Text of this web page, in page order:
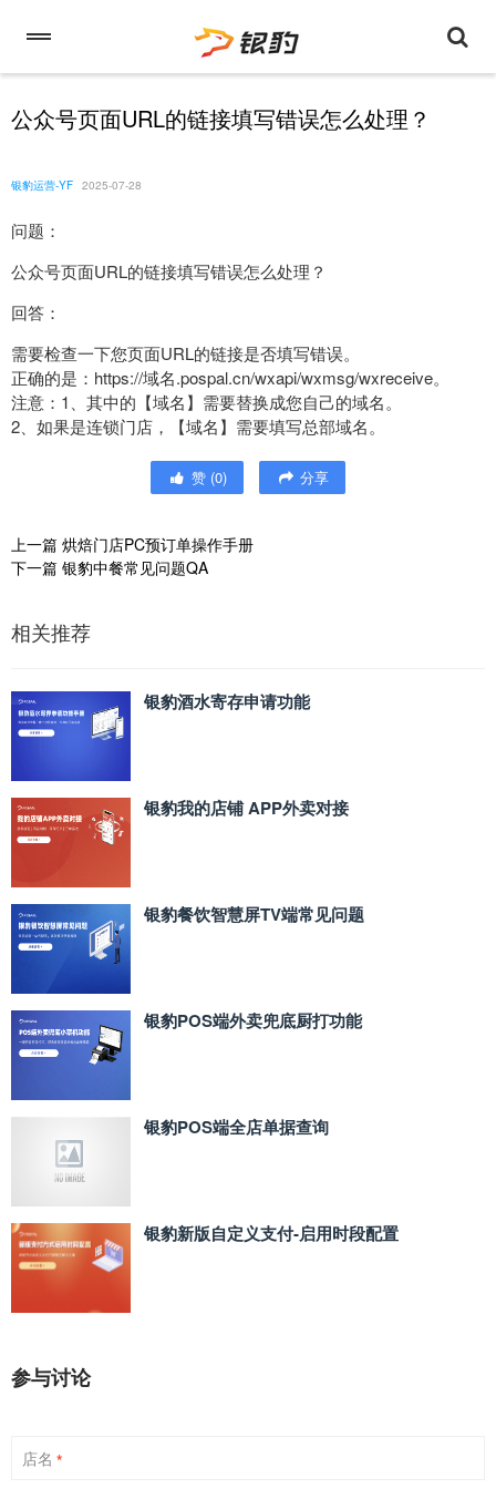
公众号页面URL的链接填写错误怎么处理？
银豹运营-YF 2025-07-28
问题：
公众号页面URL的链接填写错误怎么处理？
回答：
需要检查一下您页面URL的链接是否填写错误。
正确的是：https://域名.pospal.cn/wxapi/wxmsg/wxreceive。
注意：1、其中的【域名】需要替换成您自己的域名。
2、如果是连锁门店，【域名】需要填写总部域名。
赞 (0) 分享
上一篇 烘焙门店PC预订单操作手册
下一篇 银豹中餐常见问题QA
相关推荐
银豹酒水寄存申请功能
银豹我的店铺 APP外卖对接
银豹餐饮智慧屏TV端常见问题
银豹POS端外卖兜底厨打功能
银豹POS端全店单据查询
银豹新版自定义支付‑启用时段配置
参与讨论
店名 *